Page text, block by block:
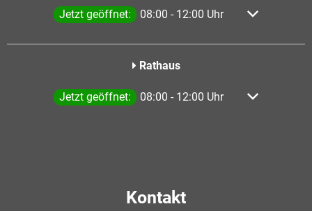
Klicken, um weitere Öffnungs- oder Schließzeiten
Jetzt geöffnet: 08:00 - 12:00 Uhr Von 08:00
Rathaus
Klicken, um weitere Öffnungs- oder Schließzeiten
Jetzt geöffnet: 08:00 - 12:00 Uhr Von 08:00
Kontakt